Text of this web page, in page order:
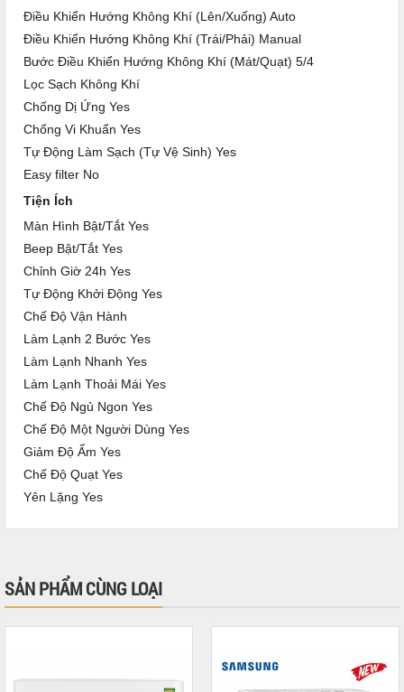
Điều Khiển Hướng Không Khí (Lên/Xuống) Auto
Điều Khiển Hướng Không Khí (Trái/Phải) Manual
Bước Điều Khiển Hướng Không Khí (Mát/Quạt) 5/4
Lọc Sạch Không Khí
Chống Dị Ứng Yes
Chống Vi Khuẩn Yes
Tự Động Làm Sạch (Tự Vệ Sinh) Yes
Easy filter No
Tiện Ích
Màn Hình Bật/Tắt Yes
Beep Bật/Tắt Yes
Chỉnh Giờ 24h Yes
Tự Động Khởi Động Yes
Chế Độ Vận Hành
Làm Lạnh 2 Bước Yes
Làm Lạnh Nhanh Yes
Làm Lạnh Thoải Mái Yes
Chế Độ Ngủ Ngon Yes
Chế Độ Một Người Dùng Yes
Giảm Độ Ẩm Yes
Chế Độ Quạt Yes
Yên Lặng Yes
SẢN PHẨM CÙNG LOẠI